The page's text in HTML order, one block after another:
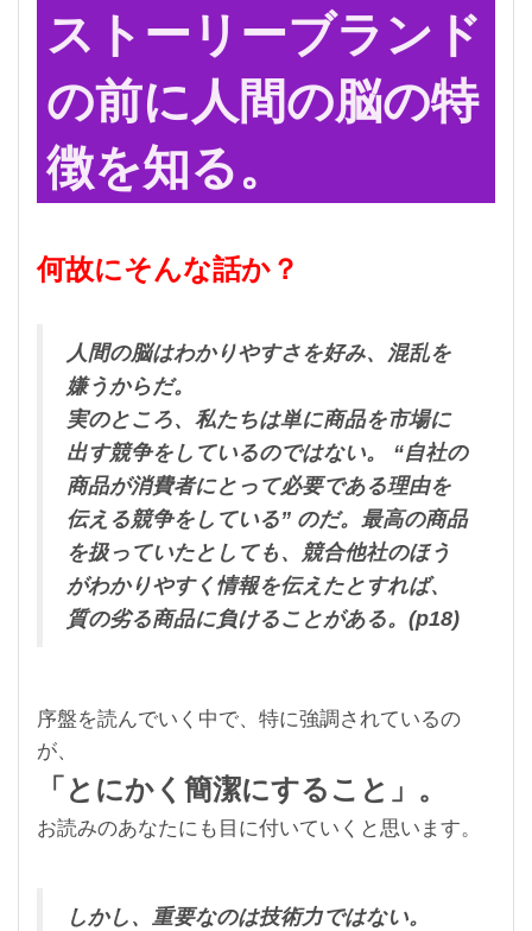
ストーリーブランド
の前に人間の脳の特
徴を知る。
何故にそんな話か？
人間の脳はわかりやすさを好み、混乱を
嫌うからだ。
実のところ、私たちは単に商品を市場に
出す競争をしているのではない。 “自社の
商品が消費者にとって必要である理由を
伝える競争をしている” のだ。最高の商品
を扱っていたとしても、競合他社のほう
がわかりやすく情報を伝えたとすれば、
質の劣る商品に負けることがある。(p18)
序盤を読んでいく中で、特に強調されているの
が、
「とにかく簡潔にすること」。
お読みのあなたにも目に付いていくと思います。
しかし、重要なのは技術力ではない。